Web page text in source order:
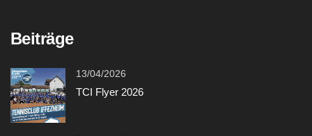
Beiträge
13/04/2026
TCI Flyer 2026